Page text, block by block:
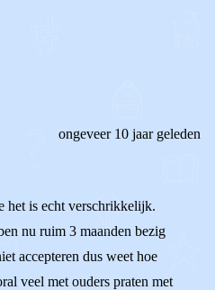
ongeveer 10 jaar geleden
het is echt verschrikkelijk.
nu ruim 3 maanden bezig
accepteren dus weet hoe
veel met ouders praten met